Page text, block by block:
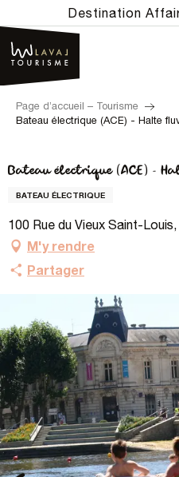
au
contenu
principal
Destination
Page d’accueil – Tourisme
Bateau électrique (ACE) - Halte
Bateau électrique (ACE) -
BATEAU ÉLECTRIQUE
100 Rue du Vieux Saint-
M'y rendre
Partager